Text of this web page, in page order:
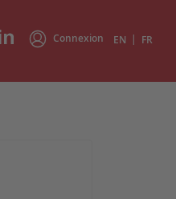
Connexion EN | FR